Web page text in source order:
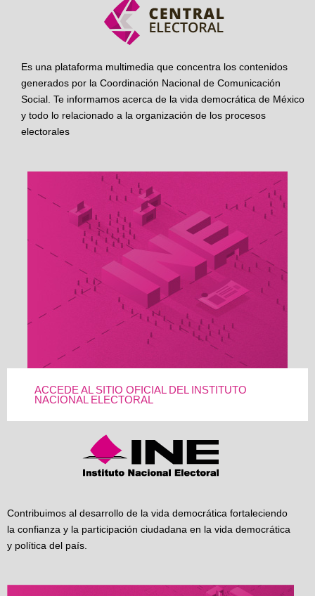
Es una plataforma multimedia que concentra los contenidos
generados por la Coordinación Nacional de Comunicación
Social. Te informamos acerca de la vida democrática de México
y todo lo relacionado a la organización de los procesos
electorales
ACCEDE AL SITIO OFICIAL DEL INSTITUTO
NACIONAL ELECTORAL
Contribuimos al desarrollo de la vida democrática fortaleciendo
la confianza y la participación ciudadana en la vida democrática
y política del país.